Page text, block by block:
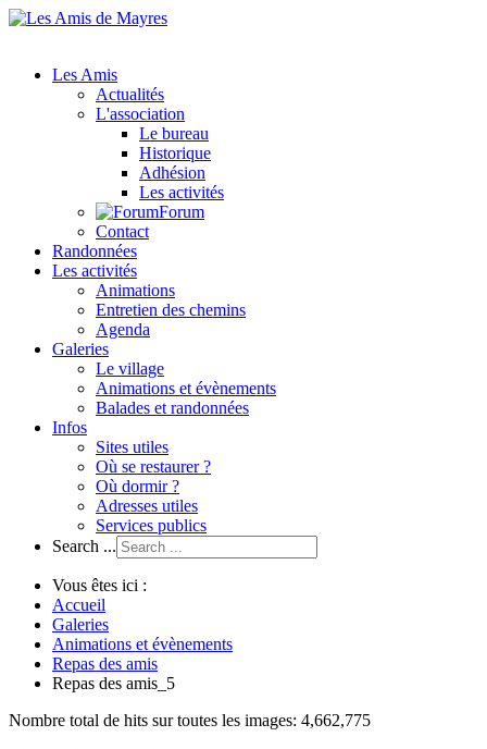
Les Amis
Actualités
L'association
Le bureau
Historique
Adhésion
Les activités
Forum
Contact
Randonnées
Les activités
Animations
Entretien des chemins
Agenda
Galeries
Le village
Animations et évènements
Balades et randonnées
Infos
Sites utiles
Où se restaurer ?
Où dormir ?
Adresses utiles
Services publics
Search ...
Vous êtes ici :
Accueil
Galeries
Animations et évènements
Repas des amis
Repas des amis_5
Nombre total de hits sur toutes les images: 4,662,775